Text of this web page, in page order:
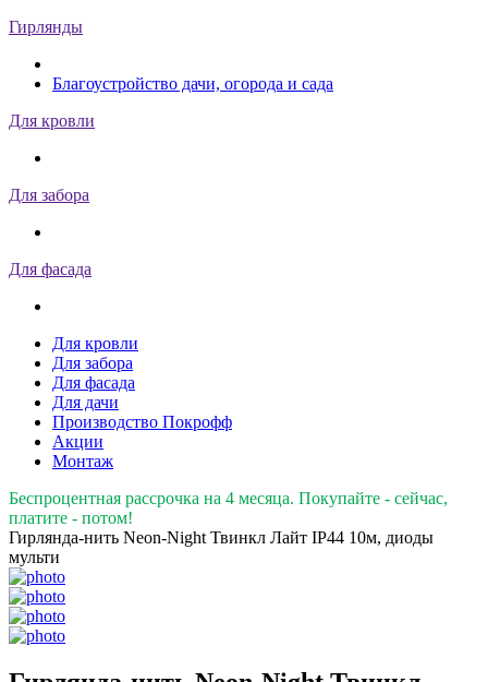
Гирлянды
Благоустройство дачи, огорода и сада
Для кровли
Для забора
Для фасада
Для кровли
Для забора
Для фасада
Для дачи
Производство Покрофф
Акции
Монтаж
Беспроцентная рассрочка на 4 месяца. Покупайте - сейчас,
платите - потом!
Гирлянда-нить Neon-Night Твинкл Лайт IP44 10м, диоды
мульти